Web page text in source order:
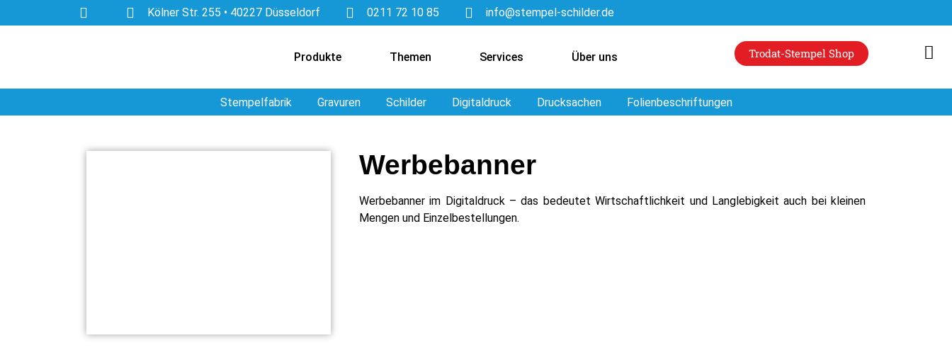
Kölner Str. 255 • 40227 Düsseldorf 0211 72 10 85 info@stempel-schilder.de
Produkte Themen Services Über uns Trodat-Stempel Shop
Stempelfabrik Gravuren Schilder Digitaldruck Drucksachen Folienbeschriftungen
Werbebanner
Werbebanner im Digitaldruck – das bedeutet Wirtschaftlichkeit und Langlebigkeit auch bei kleinen
Mengen und Einzelbestellungen.